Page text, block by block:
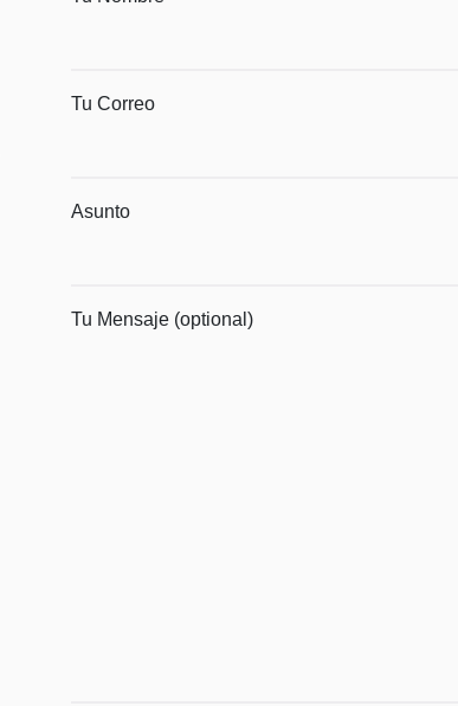
Tu Correo
Asunto
Tu Mensaje (optional)